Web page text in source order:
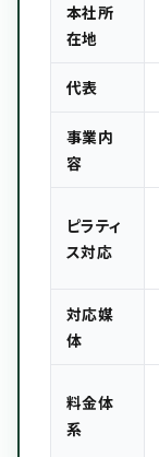
本社所
在地
代表
事業内
容
ピラティ
ス対応
対応媒
体
料金体
系